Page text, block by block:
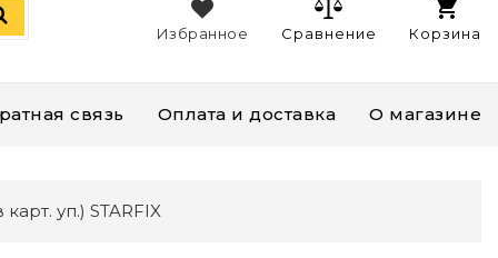
Корзина
Сравнение
Избранное
связь Оплата и доставка О магазине
уп.) STARFIX